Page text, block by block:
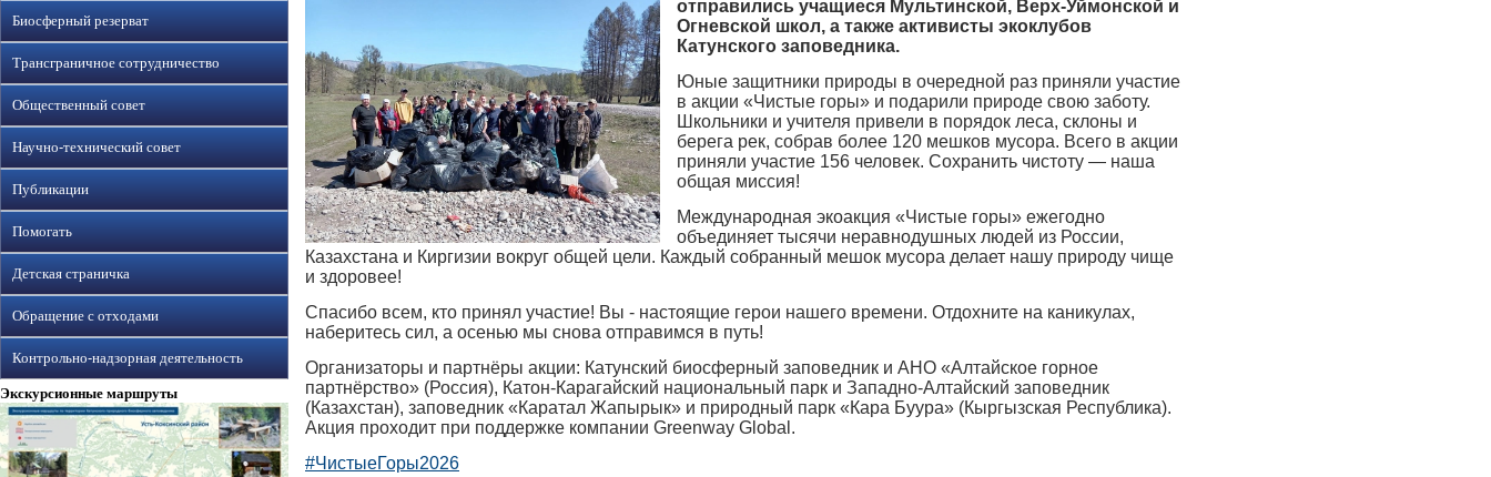
Биосферный резерват
Трансграничное сотрудничество
Общественный совет
Научно-технический совет
Публикации
Помогать
Детская страничка
Обращение с отходами
Контрольно-надзорная деятельность
Экскурсионные маршруты
отправились учащиеся Мультинской, Верх-Уймонской и
Огневской школ, а также активисты экоклубов
Катунского заповедника.
Юные защитники природы в очередной раз приняли участие
в акции «Чистые горы» и подарили природе свою заботу.
Школьники и учителя привели в порядок леса, склоны и
берега рек, собрав более 120 мешков мусора. Всего в акции
приняли участие 156 человек. Сохранить чистоту — наша
общая миссия!
Международная экоакция «Чистые горы» ежегодно
объединяет тысячи неравнодушных людей из России,
Казахстана и Киргизии вокруг общей цели. Каждый собранный мешок мусора делает нашу природу чище
и здоровее!
Спасибо всем, кто принял участие! Вы - настоящие герои нашего времени. Отдохните на каникулах,
наберитесь сил, а осенью мы снова отправимся в путь!
Организаторы и партнёры акции: Катунский биосферный заповедник и АНО «Алтайское горное
партнёрство» (Россия), Катон‑Карагайский национальный парк и Западно‑Алтайский заповедник
(Казахстан), заповедник «Каратал Жапырык» и природный парк «Кара Буура» (Кыргызская Республика).
Акция проходит при поддержке компании Greenway Global.
#ЧистыеГоры2026